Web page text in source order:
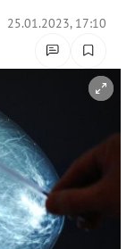
25.01.2023, 17:10